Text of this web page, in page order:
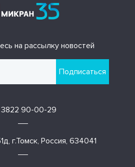
на рассылку новостей
Подписаться
3822 90-00-29
г.Томск, Россия, 634041